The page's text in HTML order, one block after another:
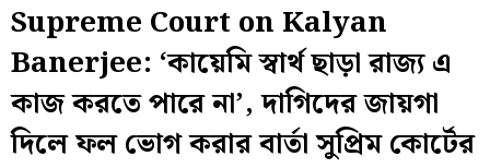
Supreme Court on Kalyan
Banerjee: ‘কায়েমি স্বার্থ ছাড়া রাজ্য এ
কাজ করতে পারে না’, দাগিদের জায়গা
দিলে ফল ভোগ করার বার্তা সুপ্রিম কোর্টের